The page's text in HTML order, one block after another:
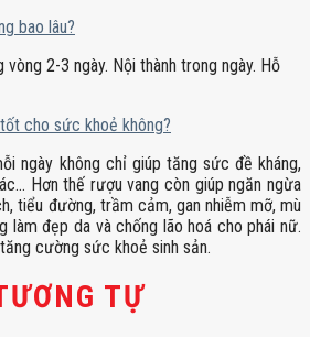
bao lâu?
vòng 2-3 ngày. Nội thành trong ngày. Hỗ
cho sức khoẻ không?
ngày không chỉ giúp tăng sức đề kháng,
Hơn thế rượu vang còn giúp ngăn ngừa
tiểu đường, trầm cảm, gan nhiễm mỡ, mù
làm đẹp da và chống lão hoá cho phái nữ.
cường sức khoẻ sinh sản.
TỰ